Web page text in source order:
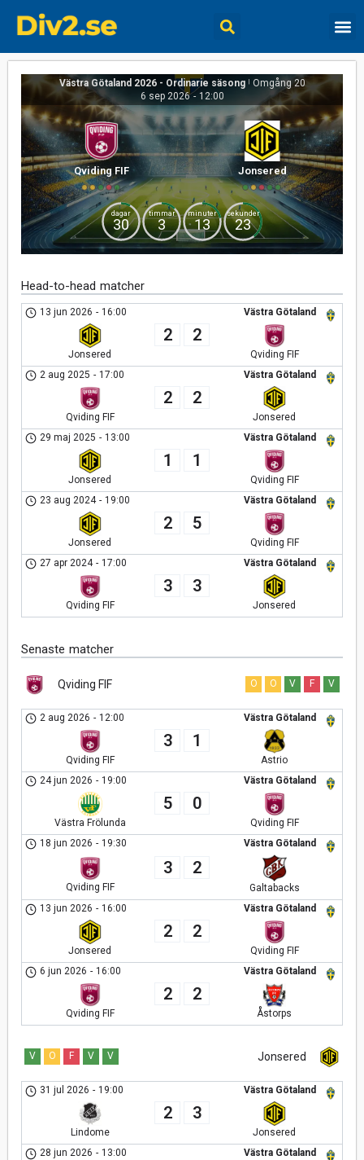
Västra Götaland 2026 - Ordinarie säsong | Omgång 20
6 sep 2026 - 12:00
Qviding FIF Jonsered
dagar
30
timmar
3
minuter
13
sekunder
23
Head-to-head matcher
Västra Götaland
13 jun 2026 - 16:00
Jonsered
2 2
Qviding FIF
Västra Götaland
2 aug 2025 - 17:00
Qviding FIF
2 2
Jonsered
Västra Götaland
29 maj 2025 - 13:00
Jonsered
1 1
Qviding FIF
Västra Götaland
23 aug 2024 - 19:00
Jonsered
2 5
Qviding FIF
Västra Götaland
27 apr 2024 - 17:00
Qviding FIF
3 3
Jonsered
Senaste matcher
Qviding FIF O O V F V
Västra Götaland
2 aug 2026 - 12:00
Qviding FIF
3 1
Astrio
Västra Götaland
24 jun 2026 - 19:00
Västra Frölunda
5 0
Qviding FIF
Västra Götaland
18 jun 2026 - 19:30
Qviding FIF
3 2
Galtabacks
Västra Götaland
13 jun 2026 - 16:00
Jonsered
2 2
Qviding FIF
Västra Götaland
6 jun 2026 - 16:00
Qviding FIF
2 2
Åstorps
Jonsered
V O F V V
Västra Götaland
31 jul 2026 - 19:00
Lindome
2 3
Jonsered
Västra Götaland
28 jun 2026 - 13:00